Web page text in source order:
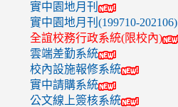
實中園地月刊
實中園地月刊(199710-202106)
全誼校務行政系統(限校內)
雲端差勤系統
校內設施報修系統
實中請購系統
公文線上簽核系統